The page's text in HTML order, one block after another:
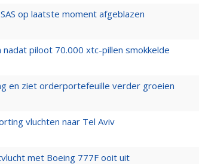
op laatste moment afgeblazen
piloot 70.000 xtc-pillen smokkelde
en ziet orderportefeuille verder groeien
vluchten naar Tel Aviv
met Boeing 777F ooit uit